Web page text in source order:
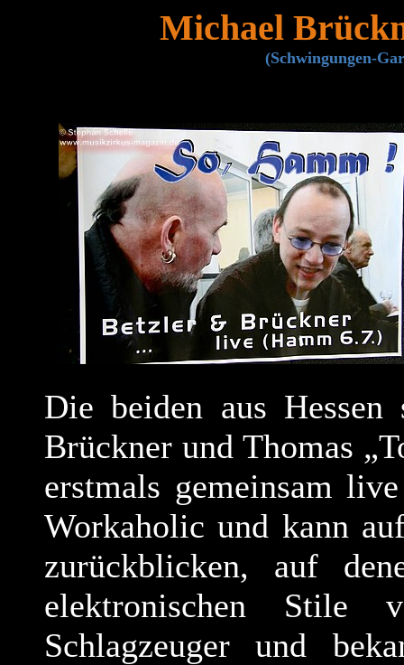
Michael
(Schwingungen-
Die beiden aus
Brückner und Thomas
erstmals gemeinsam
Workaholic und kann
zurückblicken, auf
elektronischen Stile
Schlagzeuger und